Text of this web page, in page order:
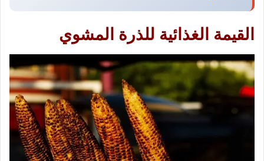
القيمة الغذائية للذرة المشوي